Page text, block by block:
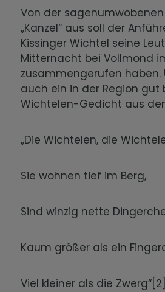
Von der
„Kanzel“ aus soll der
Kissinger Wichtel seine
Mitternacht bei Vollmond
zusammengerufen haben.
auch ein in der Region gut
Wichtelen-Gedicht aus
„Die Wichtelen, die
Sie wohnen tief im Berg,
Sind winzig nette
Kaum größer als ein
Viel kleiner als die Zwerg“[2]